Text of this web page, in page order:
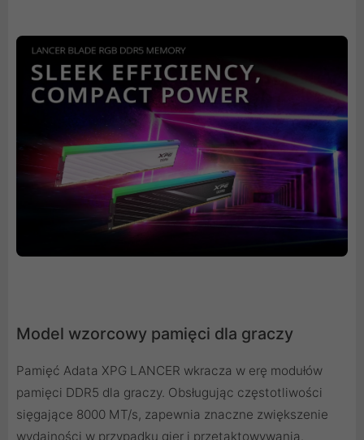
​​Model wzorcowy pamięci dla graczy
Pamięć Adata XPG LANCER wkracza w erę modułów
pamięci DDR5 dla graczy. Obsługując częstotliwości
sięgające 8000 MT/s, zapewnia znaczne zwiększenie
wydajności w przypadku gier i przetaktowywania.